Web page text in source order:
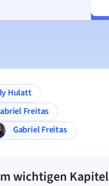
Lily Hulatt
Freitas
Gabriel Freitas
wichtigen Kapitel